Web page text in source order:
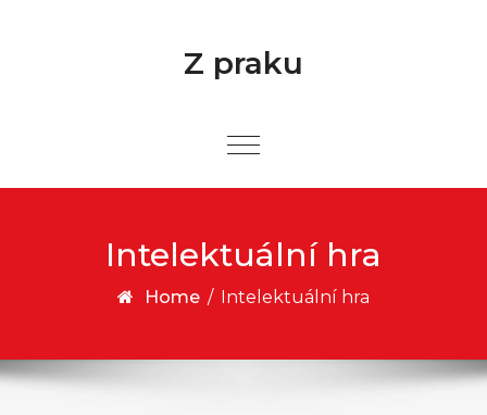
Z praku
Intelektuální hra
Home / Intelektuální hra